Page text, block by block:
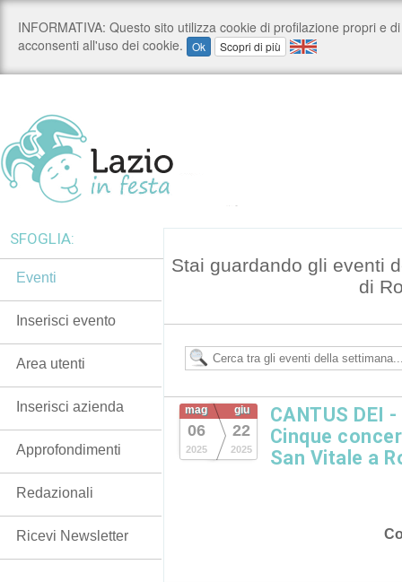
Stai guardando gli eventi
di
mag
06
2025
giu
22
2025
CANTUS DEI
Cinque
San Vitale a
SFOGLIA:
Eventi
Inserisci evento
Area utenti
Inserisci azienda
Approfondimenti
Redazionali
Ricevi Newsletter